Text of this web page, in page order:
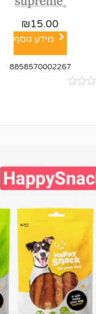
₪15.00
מידע נוסף
8858570002267